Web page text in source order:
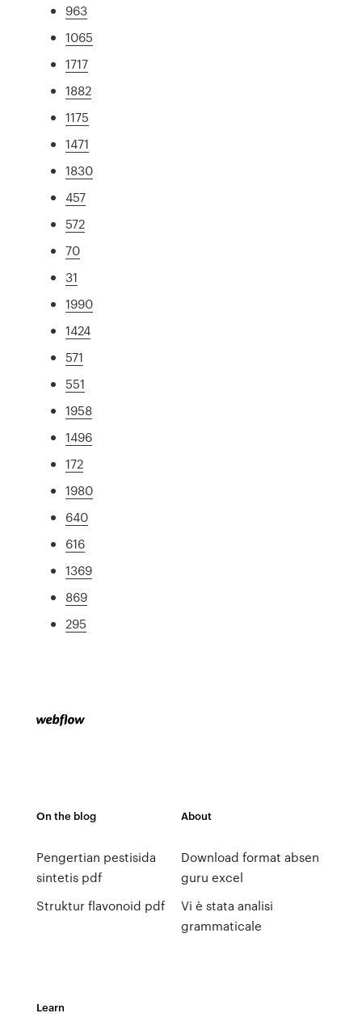
963
1065
1717
1882
1175
1471
1830
457
572
70
31
1990
1424
571
551
1958
1496
172
1980
640
616
1369
869
295
On the blog
Pengertian pestisida
sintetis pdf
Struktur flavonoid pdf
About
Download format absen
guru excel
Vi è stata analisi
grammaticale
Learn